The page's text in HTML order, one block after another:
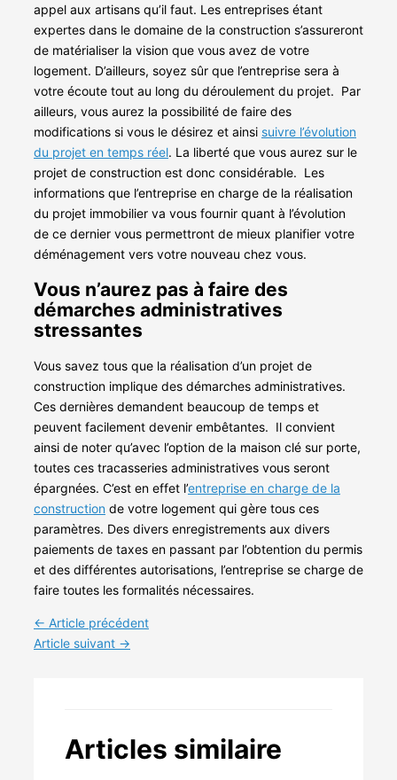
appel aux artisans qu’il faut. Les entreprises étant
expertes dans le domaine de la construction s’assureront
de matérialiser la vision que vous avez de votre
logement. D’ailleurs, soyez sûr que l’entreprise sera à
votre écoute tout au long du déroulement du projet. Par
ailleurs, vous aurez la possibilité de faire des
modifications si vous le désirez et ainsi suivre l’évolution
du projet en temps réel. La liberté que vous aurez sur le
projet de construction est donc considérable. Les
informations que l’entreprise en charge de la réalisation
du projet immobilier va vous fournir quant à l’évolution
de ce dernier vous permettront de mieux planifier votre
déménagement vers votre nouveau chez vous.
Vous n’aurez pas à faire des
démarches administratives
stressantes
Vous savez tous que la réalisation d’un projet de
construction implique des démarches administratives.
Ces dernières demandent beaucoup de temps et
peuvent facilement devenir embêtantes. Il convient
ainsi de noter qu’avec l’option de la maison clé sur porte,
toutes ces tracasseries administratives vous seront
épargnées. C’est en effet l’entreprise en charge de la
construction de votre logement qui gère tous ces
paramètres. Des divers enregistrements aux divers
paiements de taxes en passant par l’obtention du permis
et des différentes autorisations, l’entreprise se charge de
faire toutes les formalités nécessaires.
← Article précédent
Article suivant →
Articles similaire